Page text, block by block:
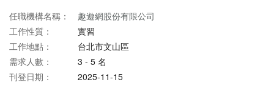
任職機構名稱：
趣遊網股份有限公司
工作性質：
實習
工作地點：
台北市文山區
需求人數：
3 - 5 名
刊登日期：
2025-11-15